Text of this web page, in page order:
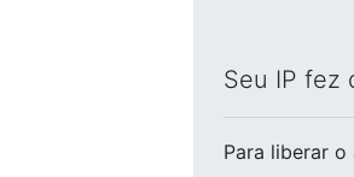
Seu IP fez
Para liberar o